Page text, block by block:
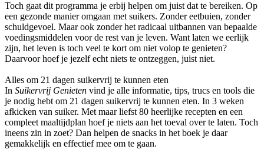
Toch gaat dit programma je erbij helpen om juist dat te bereiken. Op
een gezonde manier omgaan met suikers. Zonder eetbuien, zonder
schuldgevoel. Maar ook zonder het radicaal uitbannen van bepaalde
voedingsmiddelen voor de rest van je leven. Want laten we eerlijk
zijn, het leven is toch veel te kort om niet volop te genieten?
Daarvoor hoef je jezelf echt niets te ontzeggen, juist niet.
Alles om 21 dagen suikervrij te kunnen eten
In Suikervrij Genieten vind je alle informatie, tips, trucs en tools die
je nodig hebt om 21 dagen suikervrij te kunnen eten. In 3 weken
afkicken van suiker. Met maar liefst 80 heerlijke recepten en een
compleet maaltijdplan hoef je niets aan het toeval over te laten. Toch
ineens zin in zoet? Dan helpen de snacks in het boek je daar
gemakkelijk en effectief mee om te gaan.